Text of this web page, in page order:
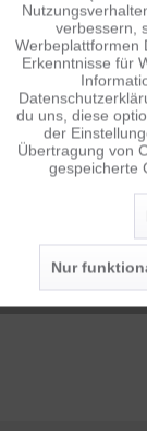
HOLLYLAND
Tracking
Service
verbessern,
Werbeplattformen
Erkenntnisse für
du uns, diese
der
Übertragung von
gespeicherte
Nur